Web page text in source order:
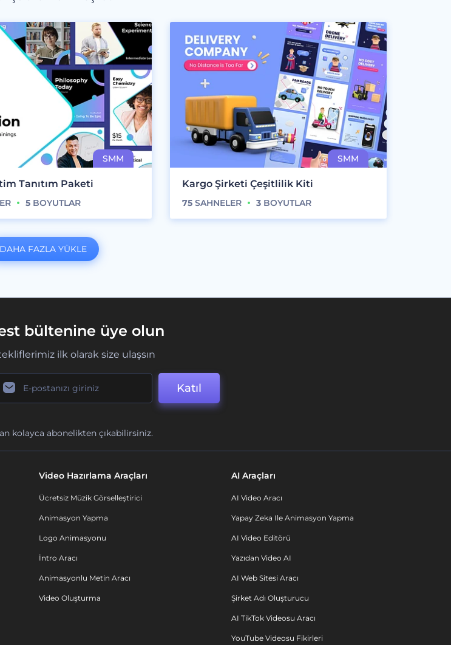
Tanıtım Paketi
5 BOYUTLAR
Kargo Şirketi Çeşitlilik Kiti
75SAHNELER 3BOYUTLAR
DAHA FAZLA YÜKLE
bültenine üye olun
ilk olarak size ulaşsın
Katıl
kolayca abonelikten çıkabilirsiniz.
Video Hazırlama Araçları
Ücretsiz Müzik Görselleştirici
Animasyon Yapma
Logo Animasyonu
İntro Aracı
Animasyonlu Metin Aracı
Video Oluşturma
AI Araçları
AI Video Aracı
Yapay Zeka Ile Animasyon Yapma
AI Video Editörü
Yazıdan Video AI
AI Web Sitesi Aracı
Şirket Adı Oluşturucu
AI TikTok Videosu Aracı
YouTube Videosu Fikirleri